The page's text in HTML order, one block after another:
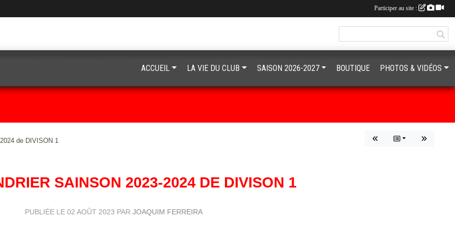
de DIVISON 1
SAINSON 2023-2024 DE DIVISON 1
PUBLIÉE LE 02 AOÛT 2023 PAR JOAQUIM FERREIRA
ACCUEIL LA VIE DU CLUB SAISON 2026-2027 BOUTIQUE PHOTOS & VIDÉOS
Participer au site :